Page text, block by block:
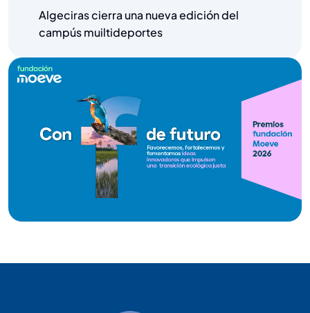
Algeciras cierra una nueva edición del
campús muiltideportes